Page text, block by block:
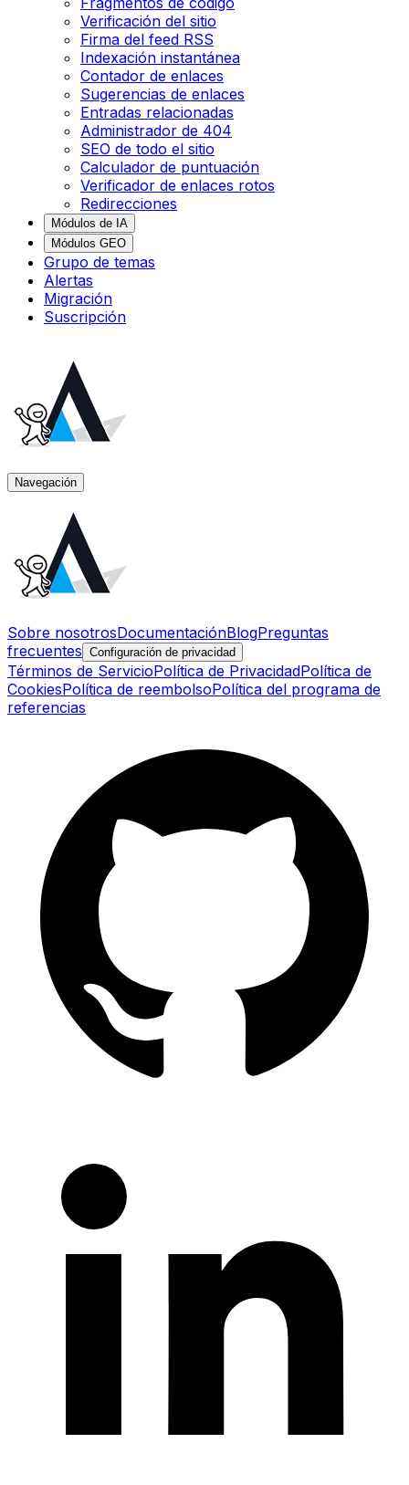
Verificación del sitio
Firma del feed RSS
Indexación instantánea
Contador de enlaces
Sugerencias de enlaces
Entradas relacionadas
Administrador de 404
SEO de todo el sitio
Calculador de puntuación
Verificador de enlaces rotos
Redirecciones
Módulos de IA
Módulos GEO
Grupo de temas
Alertas
Migración
Suscripción
Navegación
Sobre nosotrosDocumentaciónBlogPreguntas
frecuentes Configuración de privacidad
Términos de ServicioPolítica de PrivacidadPolítica de
CookiesPolítica de reembolsoPolítica del programa de
referencias